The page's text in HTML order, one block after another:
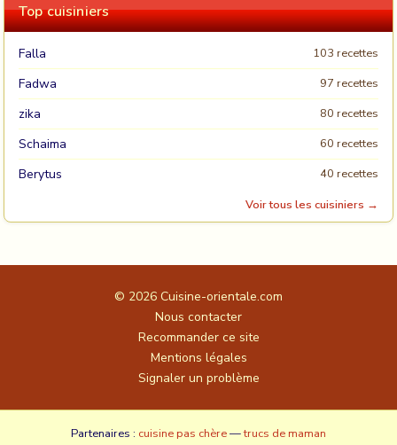
Top cuisiniers
Falla 103 recettes
Fadwa 97 recettes
zika 80 recettes
Schaima 60 recettes
Berytus
40 recettes
Voir tous les cuisiniers →
© 2026 Cuisine-orientale.com
Nous contacter
Recommander ce site
Mentions légales
Signaler un problème
Partenaires : cuisine pas chère—trucs de maman